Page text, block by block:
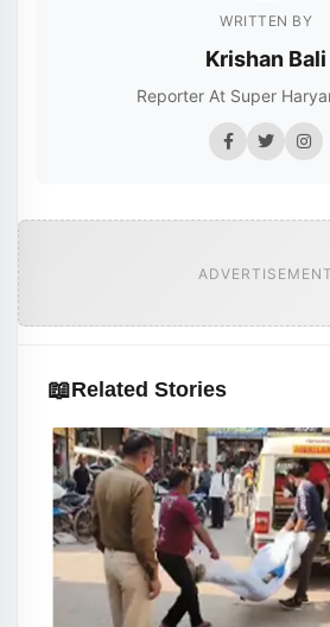
WRITTEN BY
Krishan Bali
Reporter At Super
ADVERTISEMENT
📖Related Stories